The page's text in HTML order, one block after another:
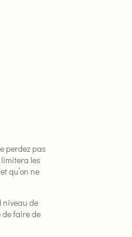
perdez pas
les
qu’on ne
niveau de
de faire de